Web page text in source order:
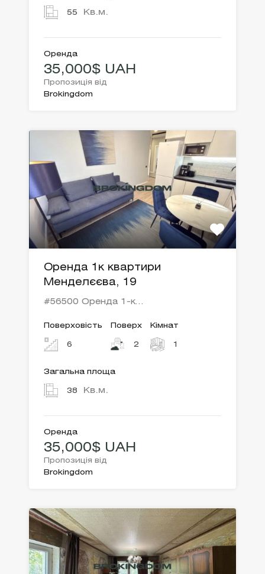
55 Кв.м.
Оренда
35,000$ UAH
Пропозиція від
Brokingdom
Оренда 1к квартири
Менделєєва, 19
#56500 Оренда 1-к…
Поверховість
6
Поверх
2
Кімнат
1
Загальна площа
38 Кв.м.
Оренда
35,000$ UAH
Пропозиція від
Brokingdom